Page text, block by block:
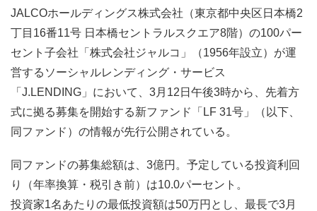
JALCOホールディングス株式会社（東京都中央区日本橋2
丁目16番11号 日本橋セントラルスクエア8階）の100パー
セント子会社「株式会社ジャルコ」（1956年設立）が運
営するソーシャルレンディング・サービス
「J.LENDING」において、3月12日午後3時から、先着方
式に拠る募集を開始する新ファンド「LF 31号」（以下、
同ファンド）の情報が先行公開されている。
同ファンドの募集総額は、3億円。予定している投資利回
り（年率換算・税引き前）は10.0パーセント。
投資家1名あたりの最低投資額は50万円とし、最長で3月